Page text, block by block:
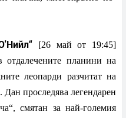
[26 май от 19:45]
планини на
леопарди разчитат на
проследява легендарен
смятан за най-големия